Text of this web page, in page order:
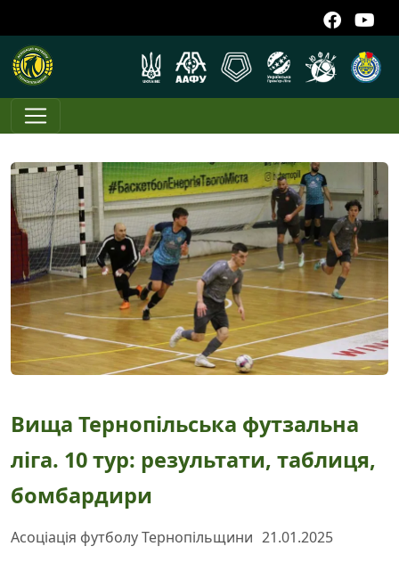
Вища Тернопільська футзальна
ліга. 10 тур: результати, таблиця,
бомбардири
Асоціація футболу Тернопільщини 21.01.2025